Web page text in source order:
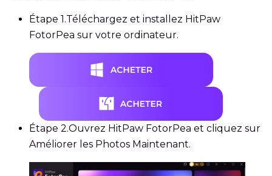
Étape 1.Téléchargez et installez HitPaw
FotorPea sur votre ordinateur.
Étape 2.Ouvrez HitPaw FotorPea et cliquez sur
Améliorer les Photos Maintenant.